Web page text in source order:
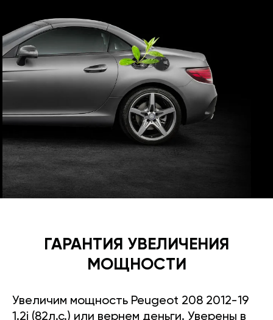
ГАРАНТИЯ УВЕЛИЧЕНИЯ
МОЩНОСТИ
Увеличим мощность Peugeot 208 2012-19
1.2i (82л.с.) или вернем деньги. Уверены в